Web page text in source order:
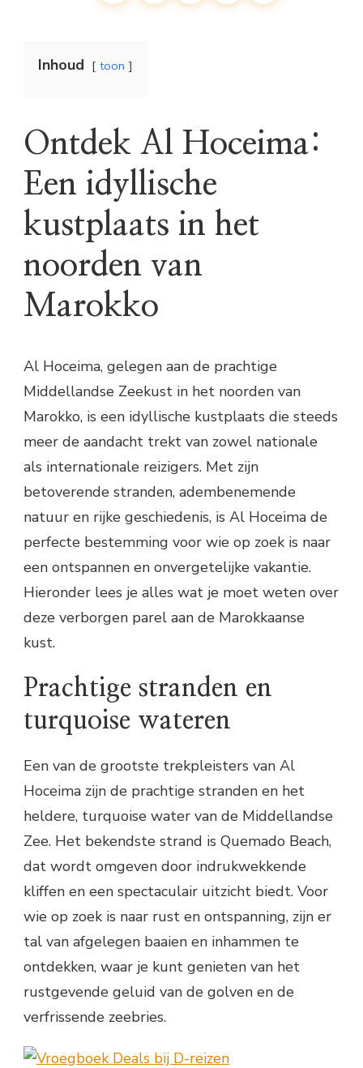
Inhoud toon
Ontdek Al Hoceima:
Een idyllische
kustplaats in het
noorden van
Marokko
Al Hoceima, gelegen aan de prachtige
Middellandse Zeekust in het noorden van
Marokko, is een idyllische kustplaats die steeds
meer de aandacht trekt van zowel nationale
als internationale reizigers. Met zijn
betoverende stranden, adembenemende
natuur en rijke geschiedenis, is Al Hoceima de
perfecte bestemming voor wie op zoek is naar
een ontspannen en onvergetelijke vakantie.
Hieronder lees je alles wat je moet weten over
deze verborgen parel aan de Marokkaanse
kust.
Prachtige stranden en
turquoise wateren
Een van de grootste trekpleisters van Al
Hoceima zijn de prachtige stranden en het
heldere, turquoise water van de Middellandse
Zee. Het bekendste strand is Quemado Beach,
dat wordt omgeven door indrukwekkende
kliffen en een spectaculair uitzicht biedt. Voor
wie op zoek is naar rust en ontspanning, zijn er
tal van afgelegen baaien en inhammen te
ontdekken, waar je kunt genieten van het
rustgevende geluid van de golven en de
verfrissende zeebries.